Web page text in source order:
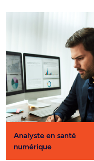
Analyste en santé
numérique